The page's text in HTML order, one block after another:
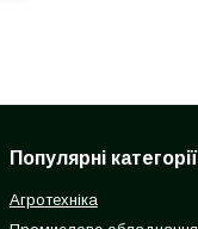
Популярні категорії
Агротехніка